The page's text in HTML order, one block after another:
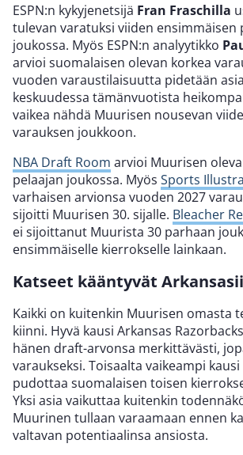
ESPN:n kykyjenetsijä Fran Fraschilla
tulevan varatuksi viiden ensimmäisen
joukossa. Myös ESPN:n analyytikko
arvioi suomalaisen olevan korkea
vuoden varaustilaisuutta pidetään
keskuudessa tämänvuotista
vaikea nähdä Muurisen nousevan
varauksen joukkoon.
NBA Draft Room arvioi Muurisen
pelaajan joukossa. Myös Sports
varhaisen arvionsa vuoden 2027
sijoitti Muurisen 30. sijalle. Bleacher
ei sijoittanut Muurista 30 parhaan
ensimmäiselle kierrokselle lainkaan.
Katseet kääntyvät
Kaikki on kuitenkin Muurisen omasta
kiinni. Hyvä kausi Arkansas
hänen draft-arvonsa merkittävästi,
varaukseksi. Toisaalta vaikeampi
pudottaa suomalaisen toisen
Yksi asia vaikuttaa kuitenkin
Muurinen tullaan varaamaan ennen
valtavan potentiaalinsa ansiosta.